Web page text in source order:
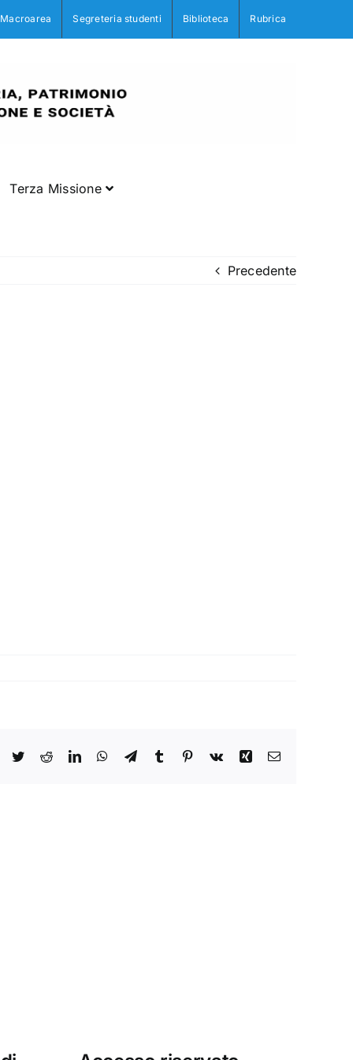
Macroarea Segreteria studenti Biblioteca Rubrica
Terza Missione
Precedente
Facebook
TwitterRedditLinkedInWhatsApp
TelegramTumblr Pinterest
Vk Xing Email